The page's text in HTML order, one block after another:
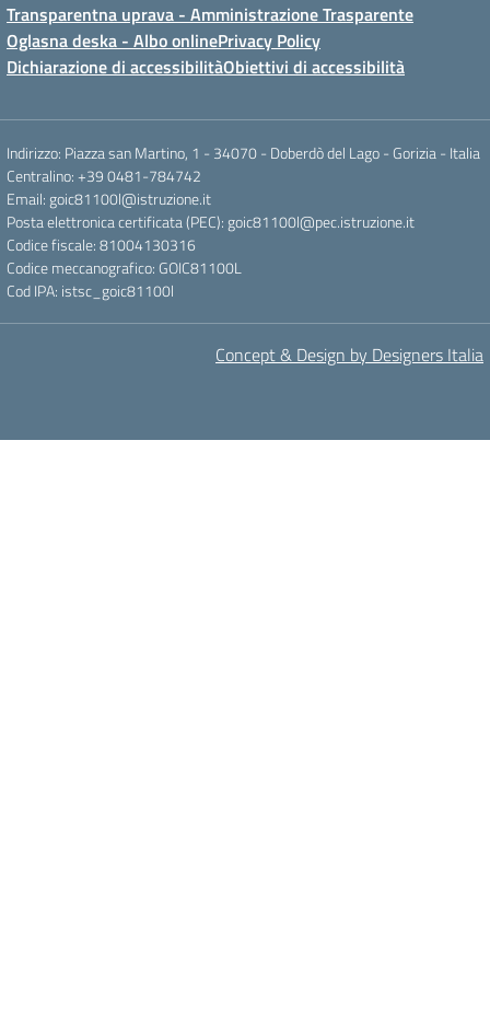
Transparentna uprava - Amministrazione Trasparente
Oglasna deska - Albo onlinePrivacy Policy
Dichiarazione di accessibilitàObiettivi di accessibilità
Indirizzo: Piazza san Martino, 1 - 34070 - Doberdò del Lago - Gorizia - Italia
Centralino: +39 0481-784742
Email: goic81100l@istruzione.it
Posta elettronica certificata (PEC): goic81100l@pec.istruzione.it
Codice fiscale: 81004130316
Codice meccanografico: GOIC81100L
Cod IPA: istsc_goic81100l
Concept & Design by Designers Italia